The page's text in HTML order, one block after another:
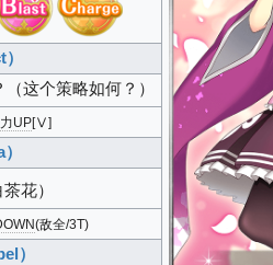
（这个策略如何？）
UP[Ⅴ]
茶花）
(敌全/3T)
）